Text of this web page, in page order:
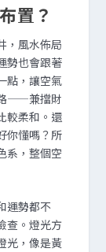
置？
，風水佈局
勢也會跟著
點，讓空氣
——兼擋財
較柔和。還
你懂嗎？所
系，整個空
運勢都不
查。燈光方
光，像是黃